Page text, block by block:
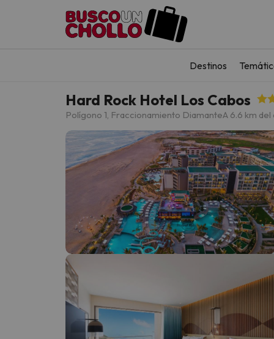
Destinos
Hard Rock Hotel Los Cabos
Polígono 1, Fraccionamiento DiamanteA 6.6 km